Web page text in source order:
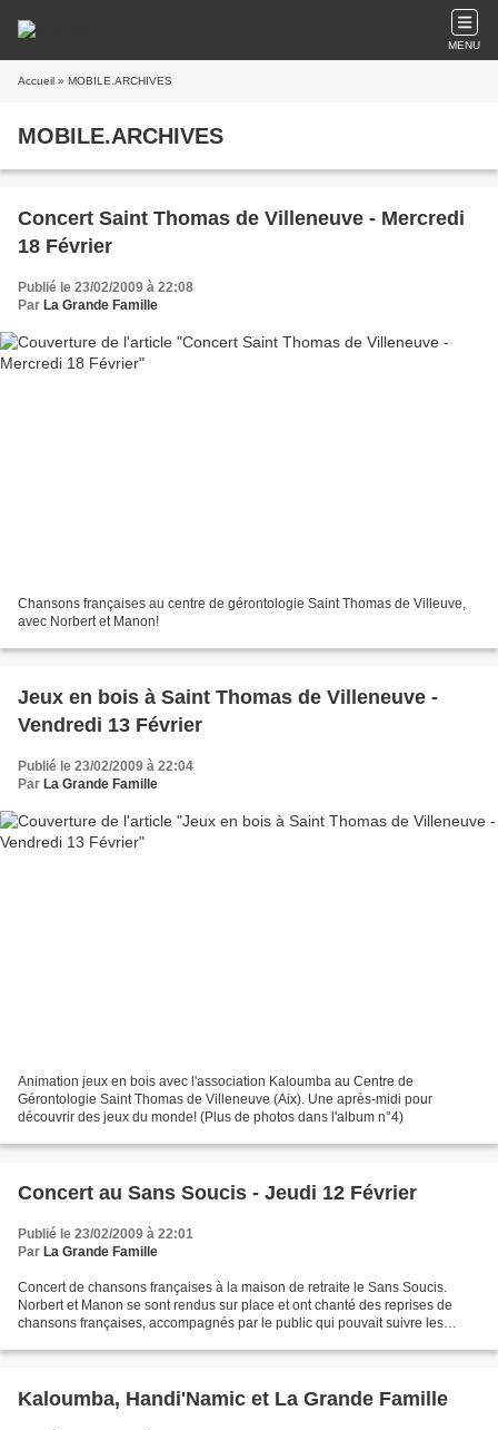
MENU
Accueil » MOBILE.ARCHIVES
MOBILE.ARCHIVES
Concert Saint Thomas de Villeneuve - Mercredi
18 Février
Publié le 23/02/2009 à 22:08
Par La Grande Famille
Chansons françaises au centre de gérontologie Saint Thomas de Villeuve,
avec Norbert et Manon!
Jeux en bois à Saint Thomas de Villeneuve -
Vendredi 13 Février
Publié le 23/02/2009 à 22:04
Par La Grande Famille
Animation jeux en bois avec l'association Kaloumba au Centre de
Gérontologie Saint Thomas de Villeneuve (Aix). Une après-midi pour
découvrir des jeux du monde! (Plus de photos dans l'album n°4)
Concert au Sans Soucis - Jeudi 12 Février
Publié le 23/02/2009 à 22:01
Par La Grande Famille
Concert de chansons françaises à la maison de retraite le Sans Soucis.
Norbert et Manon se sont rendus sur place et ont chanté des reprises de
chansons françaises, accompagnés par le public qui pouvait suivre les
Kaloumba, Handi'Namic et La Grande Famille